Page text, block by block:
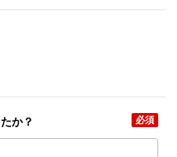
か？ 必須